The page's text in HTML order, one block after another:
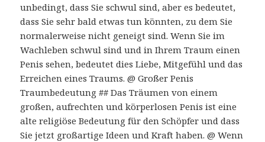
unbedingt, dass Sie schwul sind, aber es bedeutet,
dass Sie sehr bald etwas tun könnten, zu dem Sie
normalerweise nicht geneigt sind. Wenn Sie im
Wachleben schwul sind und in Ihrem Traum einen
Penis sehen, bedeutet dies Liebe, Mitgefühl und das
Erreichen eines Traums. @ Großer Penis
Traumbedeutung ## Das Träumen von einem
großen, aufrechten und körperlosen Penis ist eine
alte religiöse Bedeutung für den Schöpfer und dass
Sie jetzt großartige Ideen und Kraft haben. @ Wenn